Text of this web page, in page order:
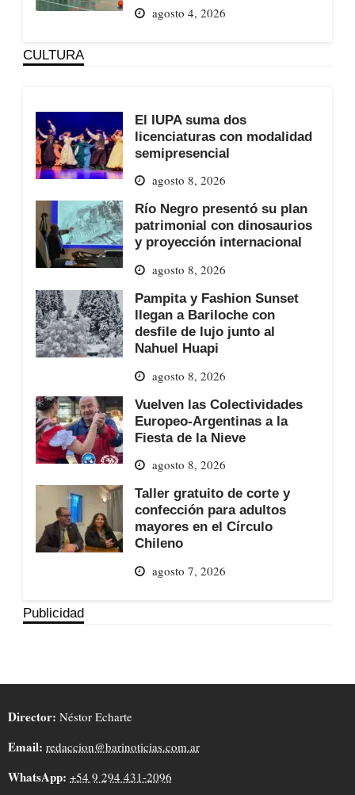
agosto 4, 2026
CULTURA
El IUPA suma dos
licenciaturas con modalidad
semipresencial
agosto 8, 2026
Río Negro presentó su plan
patrimonial con dinosaurios
y proyección internacional
agosto 8, 2026
Pampita y Fashion Sunset
llegan a Bariloche con
desfile de lujo junto al
Nahuel Huapi
agosto 8, 2026
Vuelven las Colectividades
Europeo-Argentinas a la
Fiesta de la Nieve
agosto 8, 2026
Taller gratuito de corte y
confección para adultos
mayores en el Círculo
Chileno
agosto 7, 2026
Publicidad
Director: Néstor Echarte
Email: redaccion@barinoticias.com.ar
WhatsApp: +54 9 294 431-2096